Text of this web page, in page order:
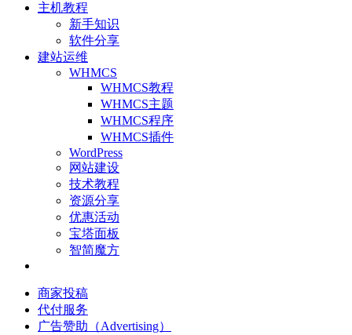
主机教程
新手知识
软件分享
建站运维
WHMCS
WHMCS教程
WHMCS主题
WHMCS程序
WHMCS插件
WordPress
网站建设
技术教程
资源分享
优惠活动
宝塔面板
智简魔方
商家投稿
代付服务
广告赞助（Advertising）